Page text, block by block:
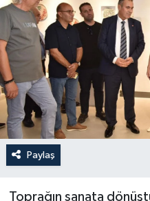
Paylaş
Toprağın sanata
Kültür Sanat
Magazin
Öğle Bülteni
Sağlık
Siyaset